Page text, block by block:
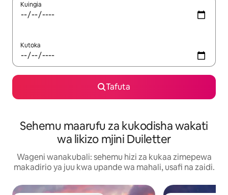
Kuingia
Kutoka
Tafuta
Sehemu maarufu za kukodisha wakati
wa likizo mjini Duiletter
Wageni wanakubali: sehemu hizi za kukaa zimepewa
makadirio ya juu kwa upande wa mahali, usafi na zaidi.